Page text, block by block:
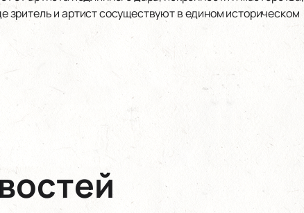
и артист сосуществуют в едином историческом